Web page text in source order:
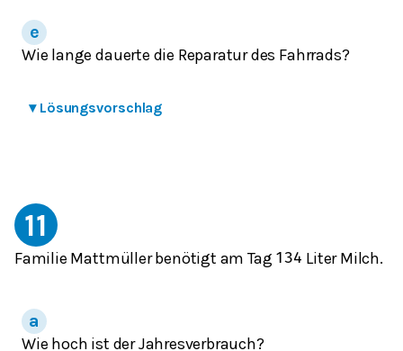
Wie lange dauerte die Reparatur des Fahrrads?
▾ Lösungsvorschlag
11
Familie Mattmüller benötigt am Tag 134 Liter Milch.
Wie hoch ist der Jahresverbrauch?